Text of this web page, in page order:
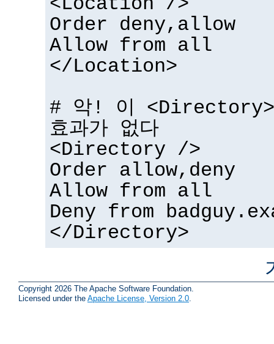
Order deny,allow
Allow from all
</Location>
# 악! 이 <Directory>
효과가 없다
<Directory />
Order allow,deny
Allow from all
Deny from
</Directory>
Copyright 2026 The Apache Software Foundation.
Licensed under the Apache License, Version 2.0